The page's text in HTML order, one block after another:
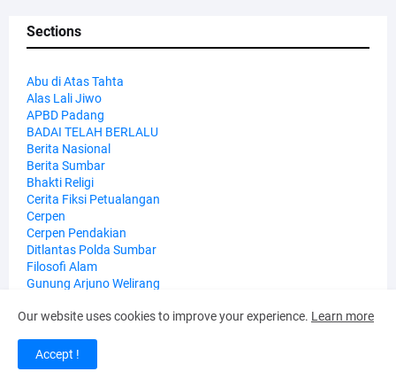
Sections
Abu di Atas Tahta
Alas Lali Jiwo
APBD Padang
BADAI TELAH BERLALU
Berita Nasional
Berita Sumbar
Bhakti Religi
Cerita Fiksi Petualangan
Cerpen
Cerpen Pendakian
Ditlantas Polda Sumbar
Filosofi Alam
Gunung Arjuno Welirang
Imah Yuliati Sefiani
Jawa Barat
Kapolda Sumbar
Our website uses cookies to improve your experience. Learn more
Accept !